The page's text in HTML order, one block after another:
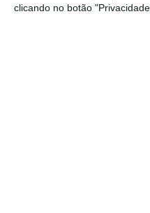
clicando no botão
de quem perca o